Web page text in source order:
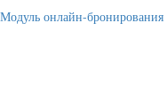
Модуль онлайн-бронирования